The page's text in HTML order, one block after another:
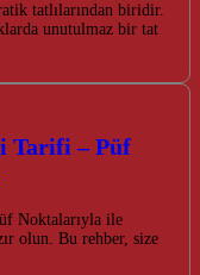
tatlılarından biridir.
unutulmaz bir tat
Tarifi – Püf
Noktalarıyla ile
olun. Bu rehber, size